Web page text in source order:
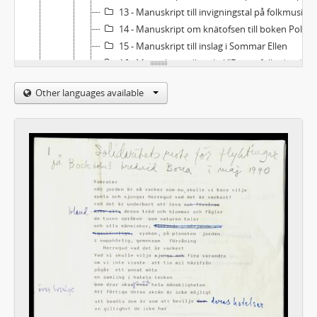
13 - Manuskript till invigningstal på folkmusikfestivalen i Falun
14 - Manuskript om knätofsen till boken Polska (Folkmusik och dansåret 1990)
15 - Manuskript till inslag i Sommar Ellen
16 - Manuskript till artikel "En obefolkad radionämnd"
17 - Manuskript till inslag i OBS-kulturkvarten
18 - Masnuskript ang nyutkommen bok av Olof Lagercrantz
20 - Manuskript ang kritiker-kritik
21 - Manuskript till artikel Inlägg i serien "Massans kultur får aldrig status"
22 - Manuskript till artikel Är det bara Marx som predikat rättvisa?
23 - Manuskript till artikel (ofullständigt) "Ta tillbaka Kissingers fredspris"
24 - Utkast och manuskript till Öppet brev till Claire Wikholm ang hennes krönika i DN 26/2 1990
25 - Manuskript och utkast till artikel 80 miljarder och 8 därtill
26 - Manuskript till artikel till Ord och bild "Små skolor i små städer"
27 - Manuskript till artikel EG:s atomsopor till Norrland?
28 - Manuskript till text om en bild Den utstuderade oskulden
29 - Manuskript och utkast till artikel Auktoriteterna Hiltler & de Sade
30 - Manuskript till artikel "Vems ord är starkare - Batailles eller Simone Weils?
Other languages available